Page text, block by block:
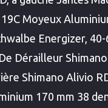
Moyeux
Energizer, 40-
Dérailleur
Shimano Alivio
170 mm 38